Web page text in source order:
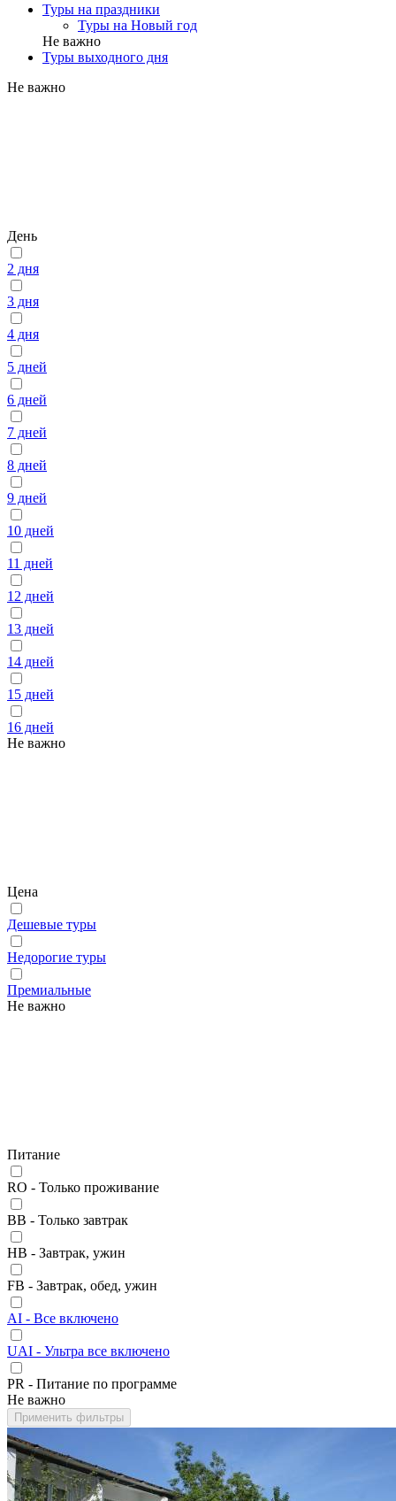
Туры на праздники
Туры на Новый год
Не важно
Туры выходного дня
Не важно
День
2 дня
3 дня
4 дня
5 дней
6 дней
7 дней
8 дней
9 дней
10 дней
11 дней
12 дней
13 дней
14 дней
15 дней
16 дней
Не важно
Цена
Дешевые туры
Недорогие туры
Премиальные
Не важно
Питание
RO - Только проживание
BB - Только завтрак
HB - Завтрак, ужин
FB - Завтрак, обед, ужин
AI - Все включено
UAI - Ультра все включено
PR - Питание по программе
Не важно
Применить фильтры